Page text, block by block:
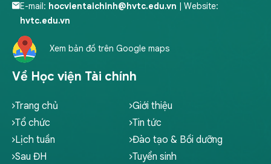
Về Học viện Tài chính
Trang chủ
Giới thiệu
Tổ chức
Tin tức
Lịch tuần
Đào tạo & Bồi dưỡng
Sau ĐH
Tuyển sinh
E-mail: hocvientaichinh@hvtc.edu.vn
| Website:
hvtc.edu.vn
Xem bản đồ trên Google maps